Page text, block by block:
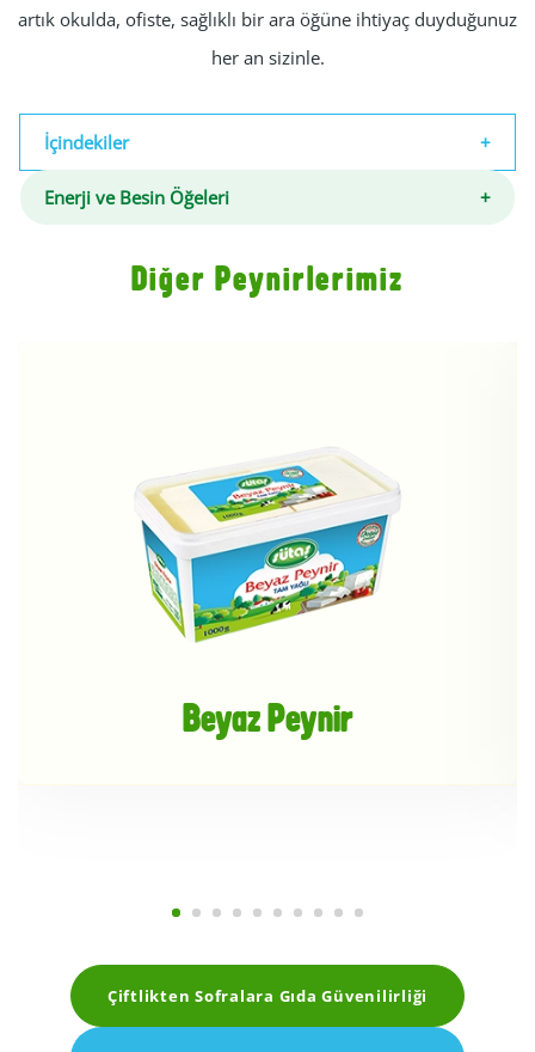
artık okulda, ofiste, sağlıklı bir ara öğüne ihtiyaç duyduğunuz
her an sizinle.
İçindekiler
Enerji ve Besin Öğeleri
Diğer Peynirlerimiz
Beyaz Peynir
Çiftlikten Sofralara Gıda Güvenilirliği